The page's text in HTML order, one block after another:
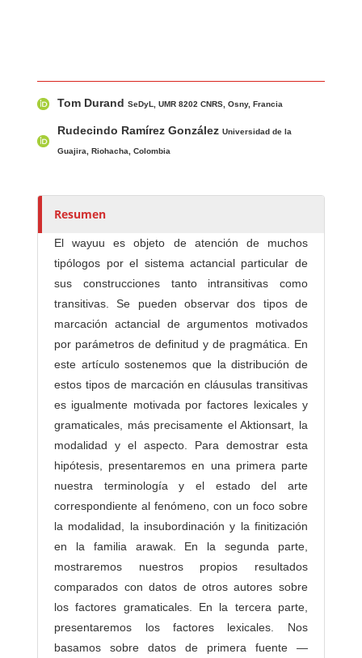
u
o
Tom DurandSeDyL, UMR 8202 CNRS, Osny, Francia
Rudecindo Ramírez GonzálezUniversidad de la
Guajira, Riohacha, Colombia
Resumen
El wayuu es objeto de atención de muchos
tipólogos por el sistema actancial particular de
sus construcciones tanto intransitivas como
transitivas. Se pueden observar dos tipos de
marcación actancial de argumentos motivados
por parámetros de definitud y de pragmática. En
este artículo sostenemos que la distribución de
estos tipos de marcación en cláusulas transitivas
es igualmente motivada por factores lexicales y
gramaticales, más precisamente el Aktionsart, la
modalidad y el aspecto. Para demostrar esta
hipótesis, presentaremos en una primera parte
nuestra terminología y el estado del arte
correspondiente al fenómeno, con un foco sobre
la modalidad, la insubordinación y la finitización
en la familia arawak. En la segunda parte,
mostraremos nuestros propios resultados
comparados con datos de otros autores sobre
los factores gramaticales. En la tercera parte,
presentaremos los factores lexicales. Nos
basamos sobre datos de primera fuente —